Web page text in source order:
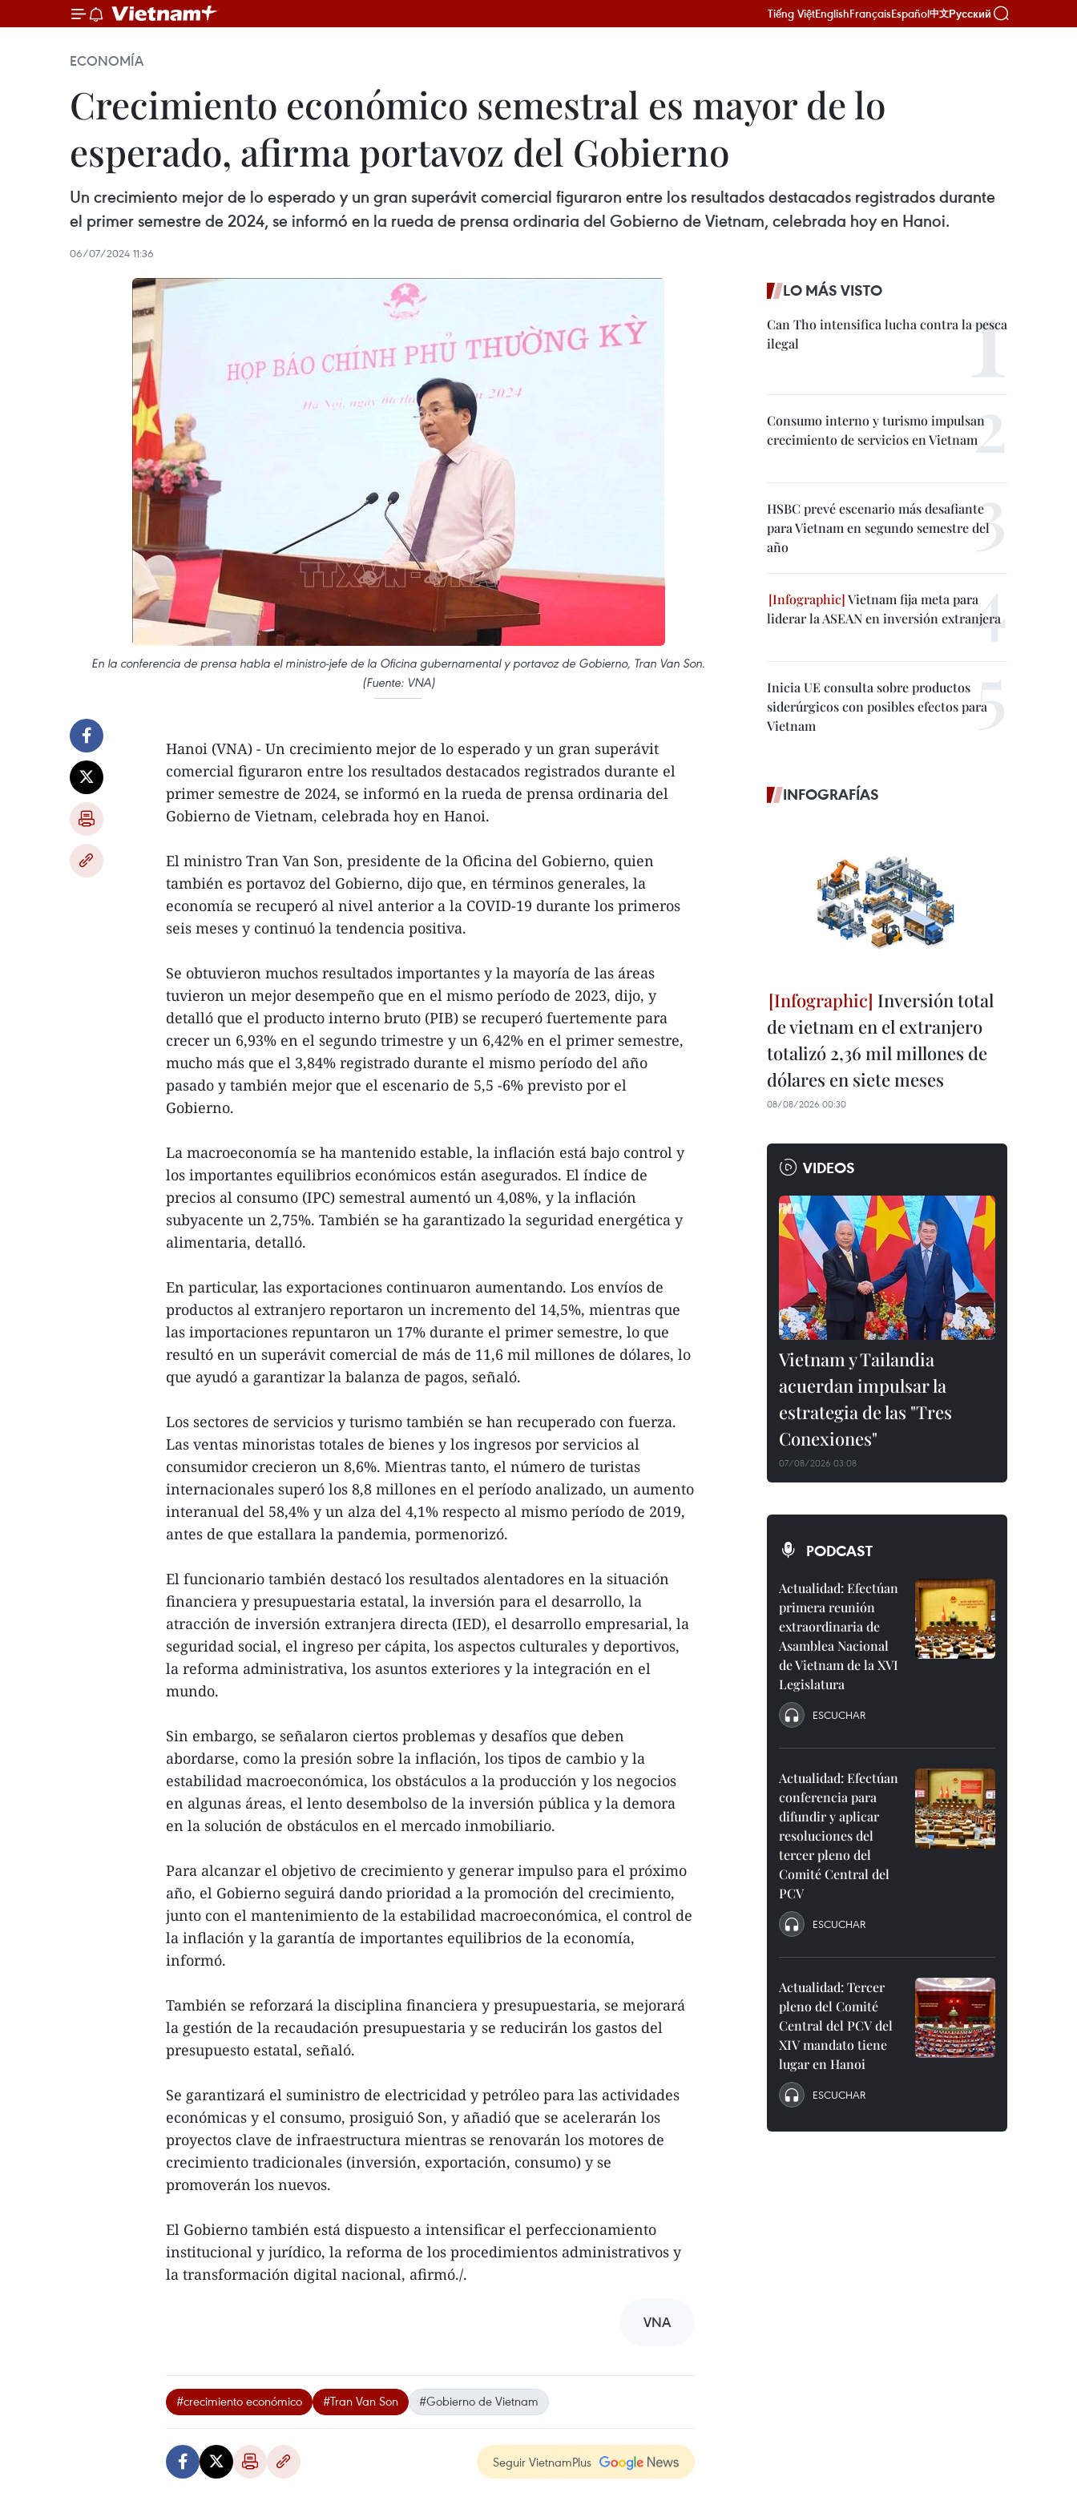
Tiếng ViệtEnglishFrançaisEspañol中文Русский
ECONOMÍA
Crecimiento económico semestral es mayor de lo
esperado, afirma portavoz del Gobierno
Un crecimiento mejor de lo esperado y un gran superávit comercial figuraron entre los resultados destacados registrados durante
el primer semestre de 2024, se informó en la rueda de prensa ordinaria del Gobierno de Vietnam, celebrada hoy en Hanoi.
06/07/2024 11:36
En la conferencia de prensa habla el ministro-jefe de la Oficina gubernamental y portavoz de Gobierno, Tran Van Son.
(Fuente: VNA)
Hanoi (VNA) - Un crecimiento mejor de lo esperado y un gran superávit
comercial figuraron entre los resultados destacados registrados durante el
primer semestre de 2024, se informó en la rueda de prensa ordinaria del
Gobierno de Vietnam, celebrada hoy en Hanoi.
El ministro Tran Van Son, presidente de la Oficina del Gobierno, quien
también es portavoz del Gobierno, dijo que, en términos generales, la
economía se recuperó al nivel anterior a la COVID-19 durante los primeros
seis meses y continuó la tendencia positiva.
Se obtuvieron muchos resultados importantes y la mayoría de las áreas
tuvieron un mejor desempeño que en el mismo período de 2023, dijo, y
detalló que el producto interno bruto (PIB) se recuperó fuertemente para
crecer un 6,93% en el segundo trimestre y un 6,42% en el primer semestre,
mucho más que el 3,84% registrado durante el mismo período del año
pasado y también mejor que el escenario de 5,5 -6% previsto por el
Gobierno.
La macroeconomía se ha mantenido estable, la inflación está bajo control y
los importantes equilibrios económicos están asegurados. El índice de
precios al consumo (IPC) semestral aumentó un 4,08%, y la inflación
subyacente un 2,75%. También se ha garantizado la seguridad energética y
alimentaria, detalló.
En particular, las exportaciones continuaron aumentando. Los envíos de
productos al extranjero reportaron un incremento del 14,5%, mientras que
las importaciones repuntaron un 17% durante el primer semestre, lo que
resultó en un superávit comercial de más de 11,6 mil millones de dólares, lo
que ayudó a garantizar la balanza de pagos, señaló.
Los sectores de servicios y turismo también se han recuperado con fuerza.
Las ventas minoristas totales de bienes y los ingresos por servicios al
consumidor crecieron un 8,6%. Mientras tanto, el número de turistas
internacionales superó los 8,8 millones en el período analizado, un aumento
interanual del 58,4% y un alza del 4,1% respecto al mismo período de 2019,
antes de que estallara la pandemia, pormenorizó.
El funcionario también destacó los resultados alentadores en la situación
financiera y presupuestaria estatal, la inversión para el desarrollo, la
atracción de inversión extranjera directa (IED), el desarrollo empresarial, la
seguridad social, el ingreso per cápita, los aspectos culturales y deportivos,
la reforma administrativa, los asuntos exteriores y la integración en el
mundo.
Sin embargo, se señalaron ciertos problemas y desafíos que deben
abordarse, como la presión sobre la inflación, los tipos de cambio y la
estabilidad macroeconómica, los obstáculos a la producción y los negocios
en algunas áreas, el lento desembolso de la inversión pública y la demora
en la solución de obstáculos en el mercado inmobiliario.
Para alcanzar el objetivo de crecimiento y generar impulso para el próximo
año, el Gobierno seguirá dando prioridad a la promoción del crecimiento,
junto con el mantenimiento de la estabilidad macroeconómica, el control de
la inflación y la garantía de importantes equilibrios de la economía,
informó.
También se reforzará la disciplina financiera y presupuestaria, se mejorará
la gestión de la recaudación presupuestaria y se reducirán los gastos del
presupuesto estatal, señaló.
Se garantizará el suministro de electricidad y petróleo para las actividades
económicas y el consumo, prosiguió Son, y añadió que se acelerarán los
proyectos clave de infraestructura mientras se renovarán los motores de
crecimiento tradicionales (inversión, exportación, consumo) y se
promoverán los nuevos.
El Gobierno también está dispuesto a intensificar el perfeccionamiento
institucional y jurídico, la reforma de los procedimientos administrativos y
la transformación digital nacional, afirmó./.
VNA
#crecimiento económico #Tran Van Son #Gobierno de Vietnam
Seguir VietnamPlus
LO MÁS VISTO
Can Tho intensifica lucha contra la pesca
ilegal
Consumo interno y turismo impulsan
crecimiento de servicios en Vietnam
HSBC prevé escenario más desafiante
para Vietnam en segundo semestre del
año
Vietnam fija meta para
liderar la ASEAN en inversión extranjera
Inicia UE consulta sobre productos
siderúrgicos con posibles efectos para
Vietnam
INFOGRAFÍAS
Inversión total
de vietnam en el extranjero
totalizó 2,36 mil millones de
dólares en siete meses
08/08/2026 00:30
VIDEOS
Vietnam y Tailandia
acuerdan impulsar la
estrategia de las "Tres
Conexiones"
07/08/2026 03:08
PODCAST
Actualidad: Efectúan
primera reunión
extraordinaria de
Asamblea Nacional
de Vietnam de la XVI
Legislatura
ESCUCHAR
Actualidad: Efectúan
conferencia para
difundir y aplicar
resoluciones del
tercer pleno del
Comité Central del
PCV
ESCUCHAR
Actualidad: Tercer
pleno del Comité
Central del PCV del
XIV mandato tiene
lugar en Hanoi
ESCUCHAR